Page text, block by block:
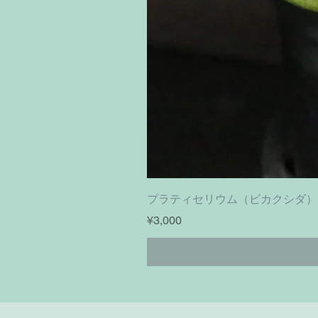
プラティセリウム（ビカクシダ
Price
¥3,000